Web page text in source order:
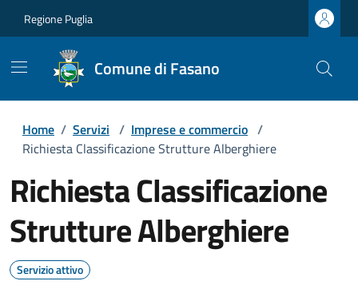
Regione Puglia
Comune di Fasano
Home / Servizi / Imprese e commercio /
Richiesta Classificazione Strutture Alberghiere
Richiesta Classificazione
Strutture Alberghiere
Servizio attivo